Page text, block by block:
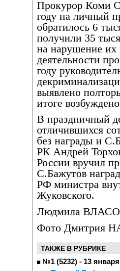
Прокурор Коми
году на личный
обратилось 6
получили 35
на нарушение их
деятельности
году
выявлено
итоге
В праздничный
отличившихся
без награды и
РК Андрей
России вручил
С.Бажутов
РФ министра
Жуковского.
Людмила
Фото Дмитрия
ТАКЖЕ В РУБРИКЕ
№1 (5232) - 13 января